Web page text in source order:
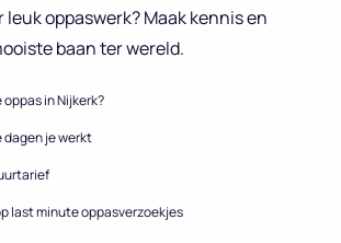
leuk oppaswerk? Maak kennis en
baan ter wereld.
oppas in Nijkerk?
dagen je werkt
last minute oppasverzoekjes